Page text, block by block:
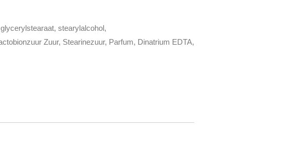
stearylalcohol,
Zuur, Stearinezuur, Parfum, Dinatrium EDTA,